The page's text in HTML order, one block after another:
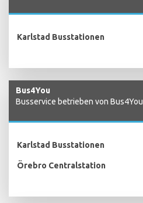
Karlstad Busstationen
Bus4You
Busservice betrieben von Bus4You
Karlstad Busstationen
Örebro Centralstation